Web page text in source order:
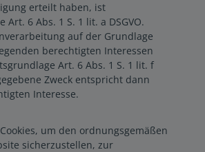
erteilt haben, ist
Art. 6 Abs. 1 S. 1 lit. a DSGVO.
auf der Grundlage
berechtigten Interessen
Art. 6 Abs. 1 S. 1 lit. f
Zweck entspricht dann
Interesse.
um den ordnungsgemäßen
sicherzustellen, zur